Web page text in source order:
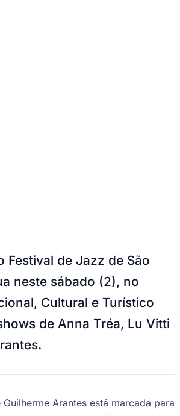
Festival de Jazz de São
neste sábado (2), no
Cultural e Turístico
de Anna Tréa, Lu Vitti
Arantes está marcada para